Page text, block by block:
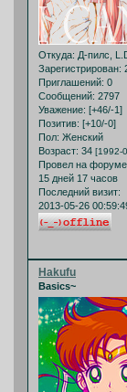
Откуда: Д-пилс,
Зарегистрирован:
Приглашений: 0
Сообщений: 2797
Уважение: [+46/-1]
Позитив: [+10/-0]
Пол: Женский
Возраст: 34 [1992-
Провел на
15 дней 17 часов
Последний визит:
2013-05-26
Hakufu
Basics~